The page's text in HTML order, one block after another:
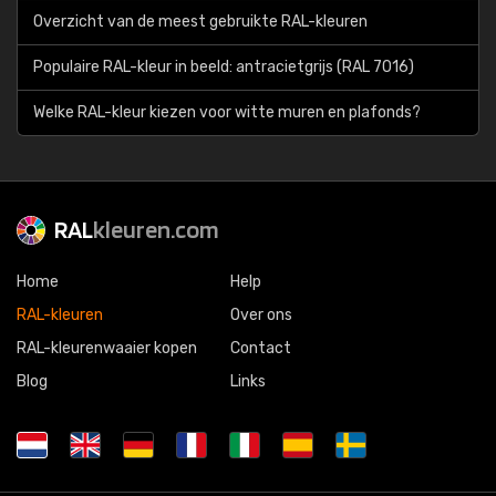
Overzicht van de meest gebruikte RAL-kleuren
Populaire RAL-kleur in beeld: antracietgrijs (RAL 7016)
Welke RAL-kleur kiezen voor witte muren en plafonds?
RALkleuren.com
Home
RAL-kleuren
RAL-kleurenwaaier kopen
Blog
Help
Over ons
Contact
Links